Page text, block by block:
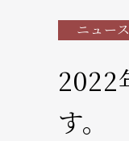
ニュース
2022
す。